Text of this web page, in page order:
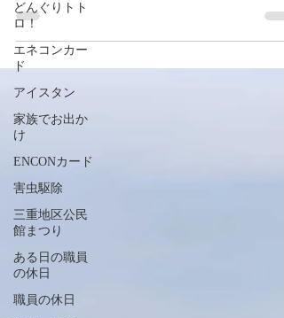
どんぐりトト
ロ！
エネコンカー
ド
アイスタン
家族でお出か
け
ENCONカード
害虫駆除
三重地区公民
館まつり
ある日の職員
の休日
職員の休日
慣れないキッチンで悪戦苦闘しながらも、
族みんなで協力して無事に完成！ 「美味し
い！」の一言をもらえてホッと一安心。家
時間を過ごすことができました。 料理の出
来栄えは…自分なりには大健闘！（笑） ま
だまだ修行が必要ですが、来年はさらにレ
ルアップした手料理でお祝いしたいと思い
す！ 改めて、お誕生日おめでとう！これか
らも家族みんなで笑顔あふれる一年になり
すように😊